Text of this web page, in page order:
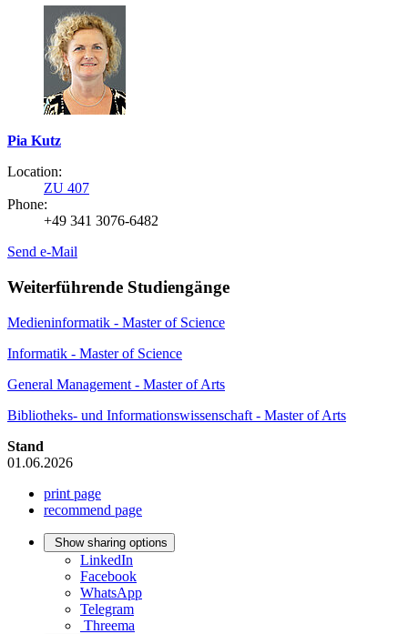
Pia Kutz
Location:
ZU 407
Phone:
+49 341 3076-6482
Send e-Mail
Weiterführende Studiengänge
Medieninformatik - Master of Science
Informatik - Master of Science
General Management - Master of Arts
Bibliotheks- und Informationswissenschaft - Master of Arts
Stand
01.06.2026
print page
recommend page
Show sharing options
LinkedIn
Facebook
WhatsApp
Telegram
Threema